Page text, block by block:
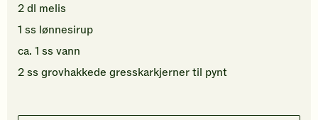
2dl melis
1 ss lønnesirup
ca. 1 ss vann
2ss grovhakkede gresskarkjernertil pynt